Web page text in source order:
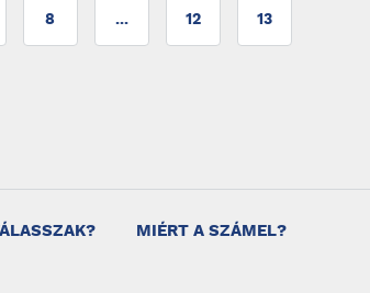
8 ... 12 13
MIÉRT A SZÁMEL?